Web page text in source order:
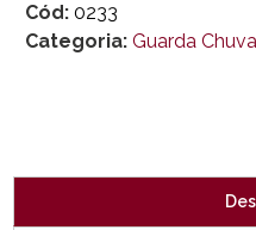
Cód: 0233
Categoria: Guarda